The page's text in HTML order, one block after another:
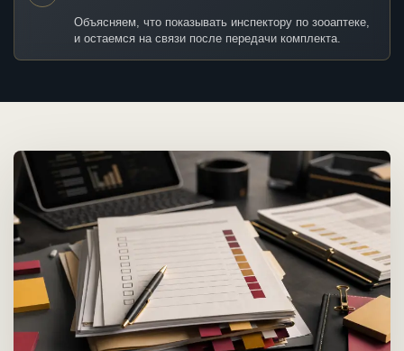
Объясняем, что показывать инспектору по зооаптеке,
и остаемся на связи после передачи комплекта.